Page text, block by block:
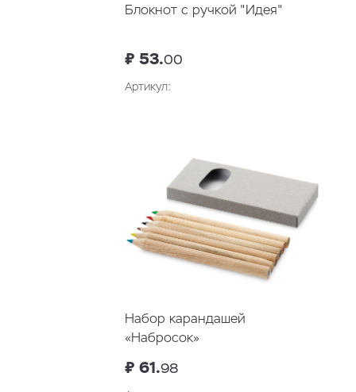
Блокнот с ручкой "Идея"
₽ 53.00
Артикул:
Набор карандашей
«Набросок»
₽ 61.98